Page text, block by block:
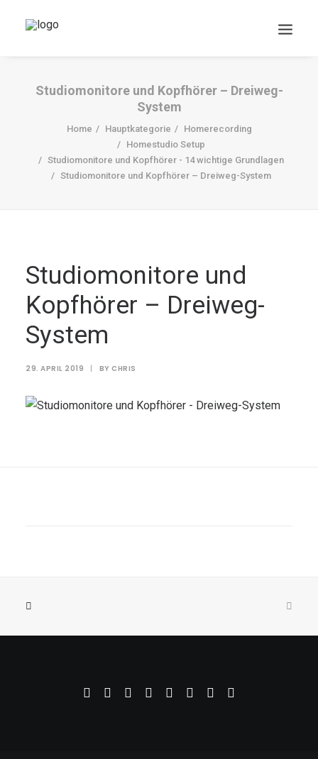
Studiomonitore und Kopfhörer – Dreiweg-
System
Home Hauptkategorie
Homerecording
Homestudio Setup
Studiomonitore und Kopfhörer - 14 wichtige Grundlagen
Studiomonitore und Kopfhörer – Dreiweg-System
Studiomonitore und
Kopfhörer – Dreiweg-
System
29. APRIL 2019 | BY CHRIS